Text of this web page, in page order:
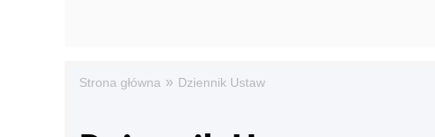
Strona główna » Dziennik Ustaw